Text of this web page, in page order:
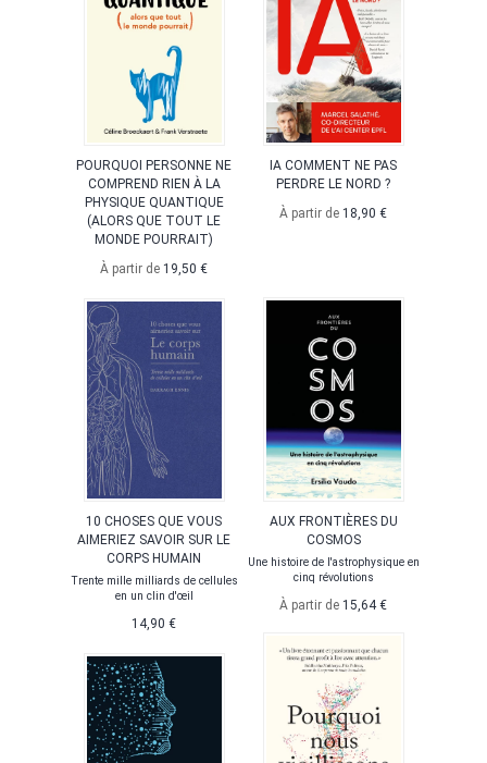
POURQUOI PERSONNE NE
COMPREND RIEN À LA
PHYSIQUE QUANTIQUE
(ALORS QUE TOUT LE
MONDE POURRAIT)
À partir de 19,50 €
IA COMMENT NE PAS
PERDRE LE NORD ?
À partir de 18,90 €
10 CHOSES QUE VOUS
AIMERIEZ SAVOIR SUR LE
CORPS HUMAIN
Trente mille milliards de cellules
en un clin d'œil
14,90 €
AUX FRONTIÈRES DU
COSMOS
Une histoire de l'astrophysique en
cinq révolutions
À partir de 15,64 €